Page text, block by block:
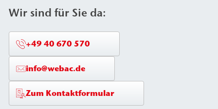
Wir sind für Sie da:
+49 40 670 570
info@webac.de
Zum Kontaktformular